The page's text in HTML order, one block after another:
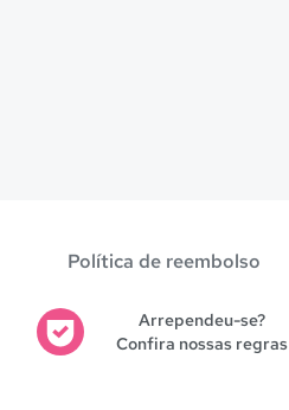
Política de reembolso
Arrependeu-se?
Confira nossas regras